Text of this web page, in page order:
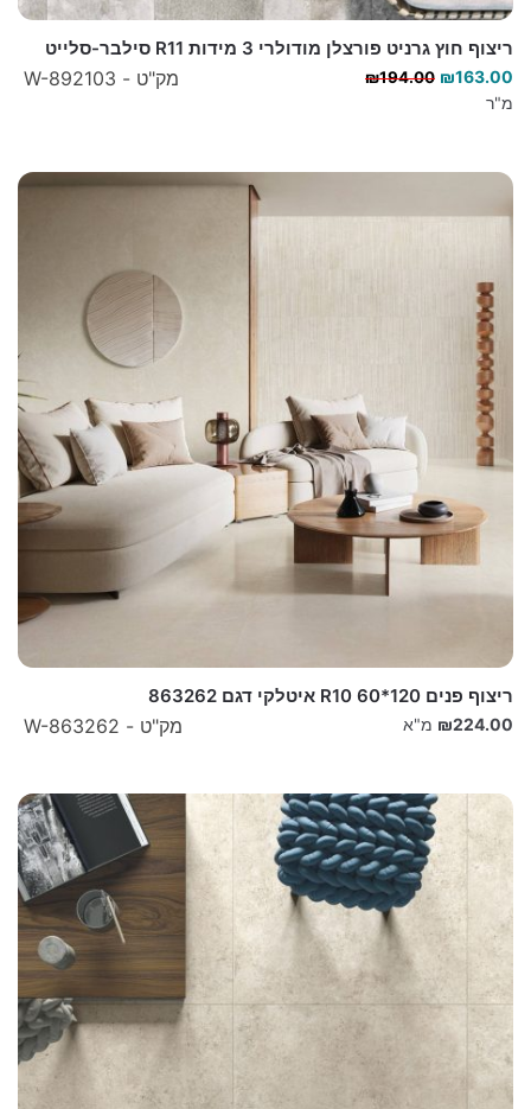
ריצוף חוץ גרניט פורצלן מודולרי 3 מידות R11 סילבר-סלייט
מק"ט - W-892103 ₪194.00
המחיר
₪163.00
המחיר
מ"ר
ריצוף פנים 120*60 R10 איטלקי דגם 863262
מק"ט - W-863262 ₪224.00 מ"א